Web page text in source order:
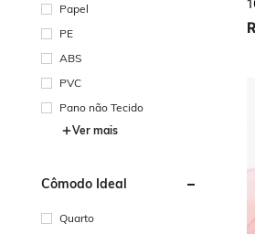
Papel
PE
ABS
PVC
Pano não Tecido
Ver mais
Cômodo Ideal
Quarto